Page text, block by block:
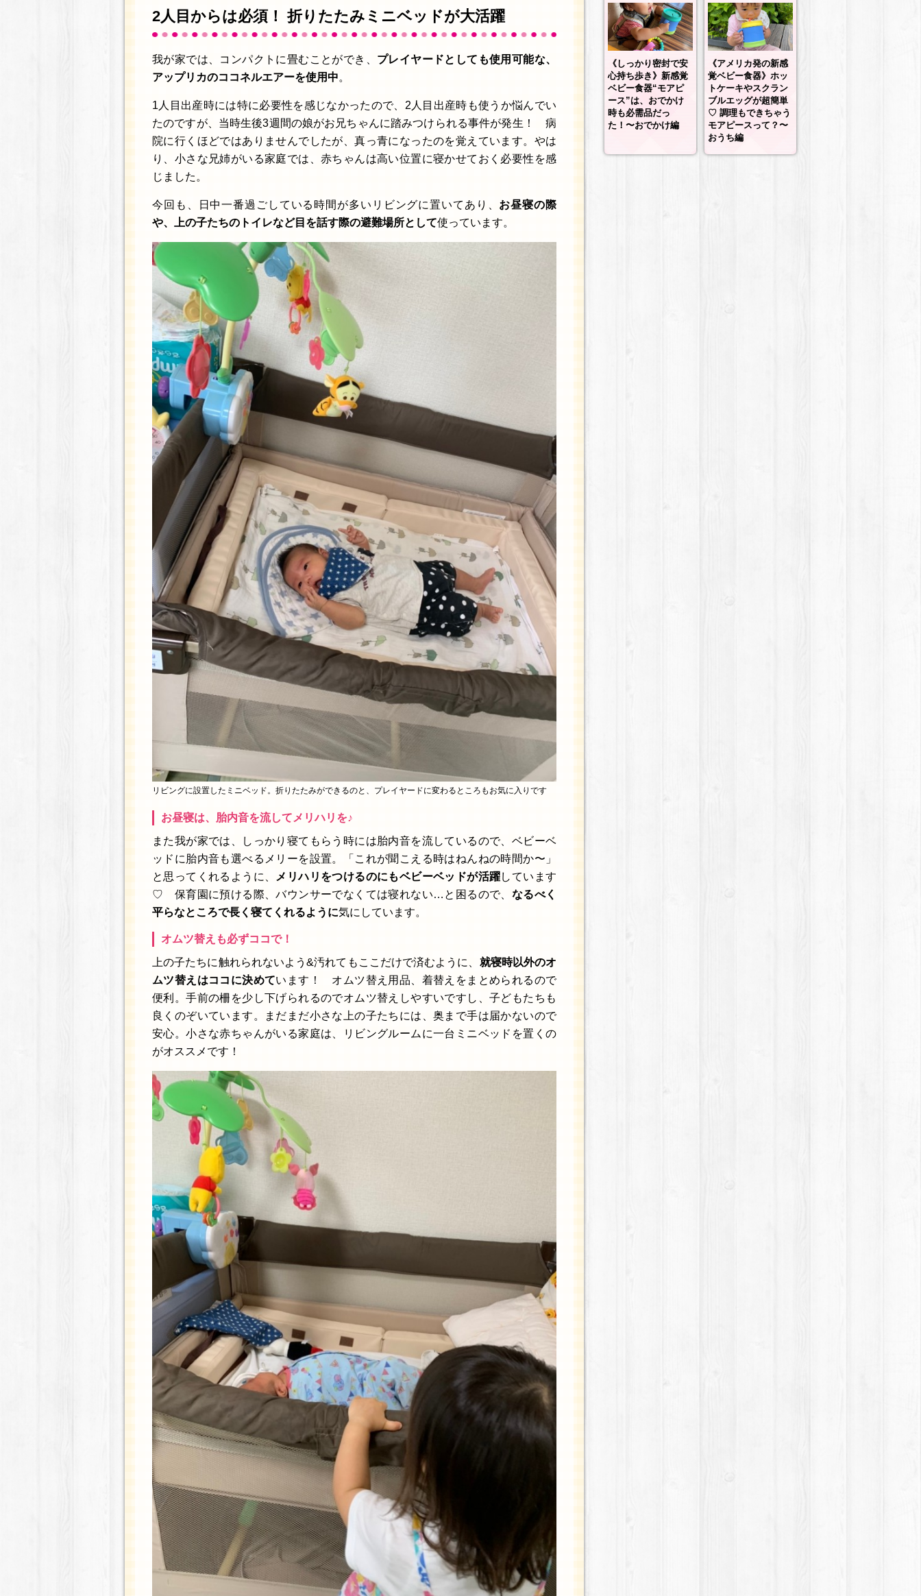
2人目からは必須！ 折りたたみミニベッドが大活躍
我が家では、コンパクトに畳むことができ、 プレイヤードとしても使用可能な、
アップリカのココネルエアーを使用中。
1人目出産時には特に必要性を感じなかったので、2人目出産時も使うか悩んでい
たのですが、当時生後3週間の娘がお兄ちゃんに踏みつけられる事件が発生！ 病
院に行くほどではありませんでしたが、真っ青になったのを覚えています。やは
り、小さな兄姉がいる家庭では、赤ちゃんは高い位置に寝かせておく必要性を感
じました。
今回も、日中一番過ごしている時間が多いリビングに置いてあり、 お昼寝の際
や、上の子たちのトイレなど目を話す際の避難場所として使っています。
リビングに設置したミニベッド。折りたたみができるのと、プレイヤードに変わるところもお気に入りです
お昼寝は、胎内音を流してメリハリを♪
また我が家では、しっかり寝てもらう時には胎内音を流しているので、ベビーベ
ッドに胎内音も選べるメリーを設置。「これが聞こえる時はねんねの時間か〜」
と思ってくれるように、
メリハリをつけるのにもベビーベッドが活躍しています
♡ 保育園に預ける際、バウンサーでなくては寝れない…と困るので、 なるべく
平らなところで長く寝てくれるように気にしています。
オムツ替えも必ずココで！
上の子たちに触れられないよう&汚れてもここだけで済むように、 就寝時以外のオ
ムツ替えはココに決めています！ オムツ替え用品、着替えをまとめられるので
便利。手前の柵を少し下げられるのでオムツ替えしやすいですし、子どもたちも
良くのぞいています。まだまだ小さな上の子たちには、奥まで手は届かないので
安心。小さな赤ちゃんがいる家庭は、リビングルームに一台ミニベッドを置くの
がオススメです！
《しっかり密封で安
心持ち歩き》新感覚
ベビー食器“モアピ
ース”は、おでかけ
時も必需品だっ
た！〜おでかけ編
《アメリカ発の新感
覚ベビー食器》ホッ
トケーキやスクラン
ブルエッグが超簡単
♡ 調理もできちゃう
モアピースって？〜
おうち編